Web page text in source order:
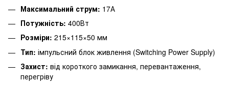
Максимальний струм: 17А
Потужність: 400Вт
Розміри: 215×115×50 мм
Тип: імпульсний блок живлення (Switching Power Supply)
Захист: від короткого замикання, перевантаження,
перегріву